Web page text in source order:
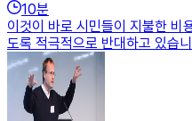
10분
이것이 바로 시민들이 지불한 비
도록 적극적으로 반대하고 있습